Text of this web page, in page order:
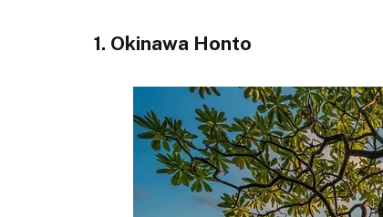
1. Okinawa Honto